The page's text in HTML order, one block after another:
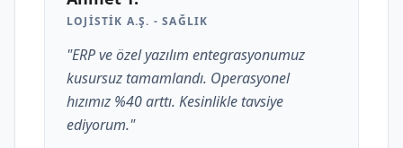
LOJISTIK A.Ş. - SAĞLIK
"ERP ve özel yazılım entegrasyonumuz
kusursuz tamamlandı. Operasyonel
hızımız %40 arttı. Kesinlikle tavsiye
ediyorum."